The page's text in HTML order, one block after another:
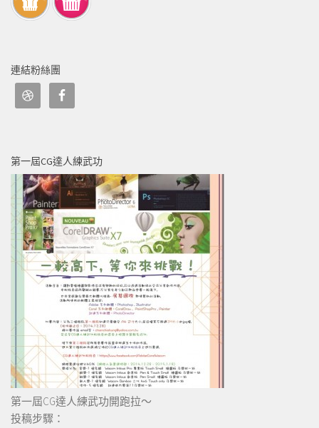
連結粉絲團
第一屆CG達人練武功
第一屆CG達人練武功開跑拉～
投稿步驟：